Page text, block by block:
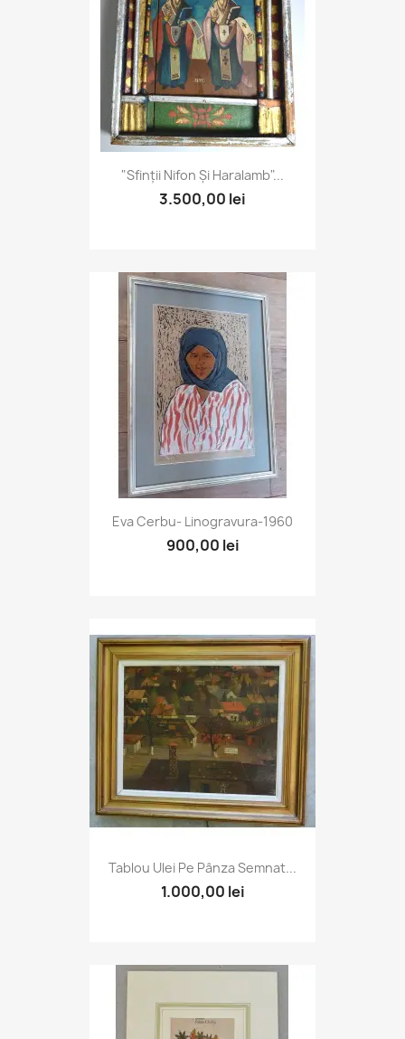
"Sfinții Nifon Și Haralamb"...
3.500,00 lei
Eva Cerbu- Linogravura-1960
900,00 lei
Tablou Ulei Pe Pânza Semnat...
1.000,00 lei